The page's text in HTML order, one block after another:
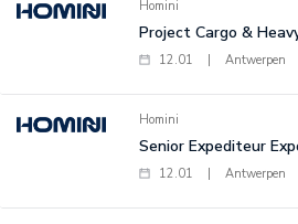
Homini
Project Cargo &
12.01 Antwerpen
Homini
Senior Expediteur
12.01 Antwerpen